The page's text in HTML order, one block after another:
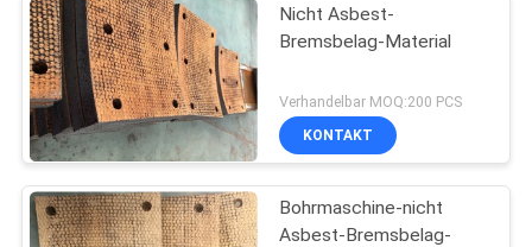
Nicht Asbest-
Bremsbelag-Material
Verhandelbar MOQ:200 PCS
KONTAKT
Bohrmaschine-nicht
Asbest-Bremsbelag-